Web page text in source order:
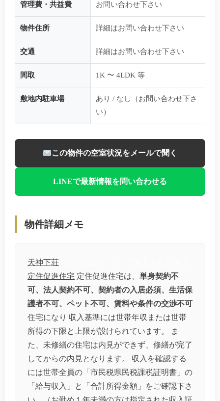
管理費・共益費 お問い合わせ下さい
物件住所 詳細はお問い合わせ下さい
交通 詳細はお問い合わせ下さい
間取 1K 〜 4LDK 等
敷地内駐車場
あり / なし（お問い合わせ下さ
い）
この物件の空室状況をメールで聞く
LINEで最新情報を問い合わせる
物件詳細メモ
天神下荘
定住促進住宅 定住促進住宅は、 単身契約不
可、法人契約不可、契約者の入居必須、生活保
護者不可、ペット不可、賃料や条件の交渉不可
住宅になり 収入基準には世帯年収または世帯
所得の下限と上限が設けられています。 ま
た、未修繕の住宅は内見ができず、修繕が完了
してからの内見となります。 収入を確認する
には世帯全員の「市民税県民税課税証明書」の
「給与収入」と「合計所得金額」をご確認下さ